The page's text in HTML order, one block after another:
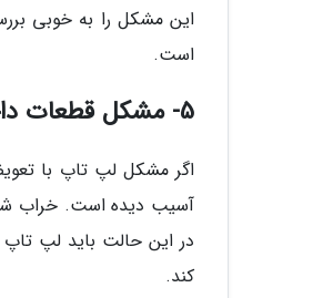
این مشکل را به خوبی
است.
5- مشکل قطعات داخلی
اگر مشکل لپ تاپ با
آسیب دیده است. خراب
در این حالت باید لپ
کند.